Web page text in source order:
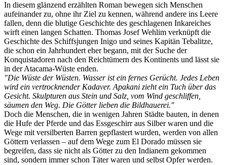
In diesem glänzend erzählten Roman bewegen sich Menschen
aufeinander zu, ohne ihr Ziel zu kennen, während andere ins Leere
fallen, denn die blutige Geschichte des geschlagenen Inkareiches
wirft einen langen Schatten. Thomas Josef Wehlim verknüpft die
Geschichte des Schiffsjungen Inigo und seines Kapitän Tebalitze,
die schon ein Jahrhundert eher begann, mit der Suche der
Konquistadoren nach den Reichtümern des Kontinents und lässt sie
in der Atacama-Wüste enden.
"Die Wüste der Wüsten. Wasser ist ein fernes Gerücht. Jedes Leben
wird ein vertrocknender Kadaver. Apakani zieht ein Tuch über das
Gesicht. Skulpturen aus Stein und Salz, vom Wind geschliffen,
säumen den Weg. Die Götter lieben die Bildhauerei."
Doch die Menschen, die in wenigen Jahren Städte bauten, in denen
die Hufe der Pferde und das Essgeschirr aus Silber waren und die
Wege mit versilberten Barren gepflastert wurden, werden von allen
Göttern verlassen – auf dem Wege zum El Dorado müssen sie
begreifen, dass sie nicht als Götter zu den Indianern gekommen
sind, sondern immer schon Täter waren und selbst Opfer werden.